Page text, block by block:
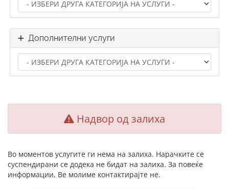
Дополнителни услуги
Надвор од залиха
Во моментов услугите ги нема на залиха. Нарачките се
суспендирани се додека не бидат на залиха. За повеќе
информации, Ве молиме контактирајте не.